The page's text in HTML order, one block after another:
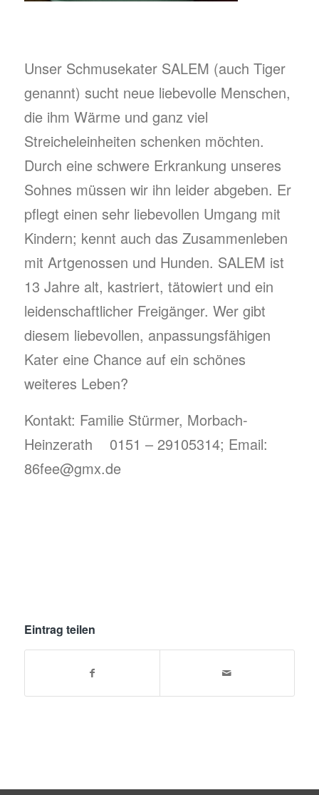
Unser Schmusekater SALEM (auch Tiger
genannt) sucht neue liebevolle Menschen,
die ihm Wärme und ganz viel
Streicheleinheiten schenken möchten.
Durch eine schwere Erkrankung unseres
Sohnes müssen wir ihn leider abgeben. Er
pflegt einen sehr liebevollen Umgang mit
Kindern; kennt auch das Zusammenleben
mit Artgenossen und Hunden. SALEM ist
13 Jahre alt, kastriert, tätowiert und ein
leidenschaftlicher Freigänger. Wer gibt
diesem liebevollen, anpassungsfähigen
Kater eine Chance auf ein schönes
weiteres Leben?
Kontakt: Familie Stürmer, Morbach-
Heinzerath 0151 – 29105314; Email:
86fee@gmx.de
Eintrag teilen